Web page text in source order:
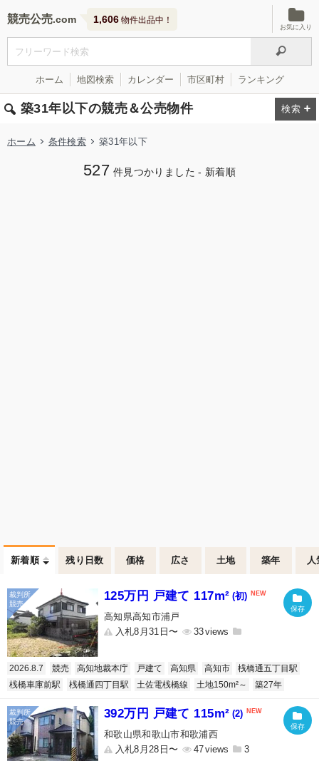
競売公売 1,606 物件出品中！
お気に入り
ホーム 地図検索 カレンダー 市区町村 ランキング
築31年以下の競売＆公売物件
ホーム 条件検索 築31年以下
527 件見つかりました - 新着順
新着順 残り日数 価格 広さ 土地 築年 人
125万円 戸建て 117m² (初)
高知県高知市浦戸
入札8月31日〜
33
2026.8.7 競売 高知地裁本庁 戸建て 高知県 高知市
桟橋通五丁目駅
桟橋車庫前駅
桟橋通四丁目駅 土佐電桟橋線 土地150m²～ 築27年
392万円 戸建て 115m² (2)
和歌山県和歌山市和歌浦西
入札8月28日〜
47 3